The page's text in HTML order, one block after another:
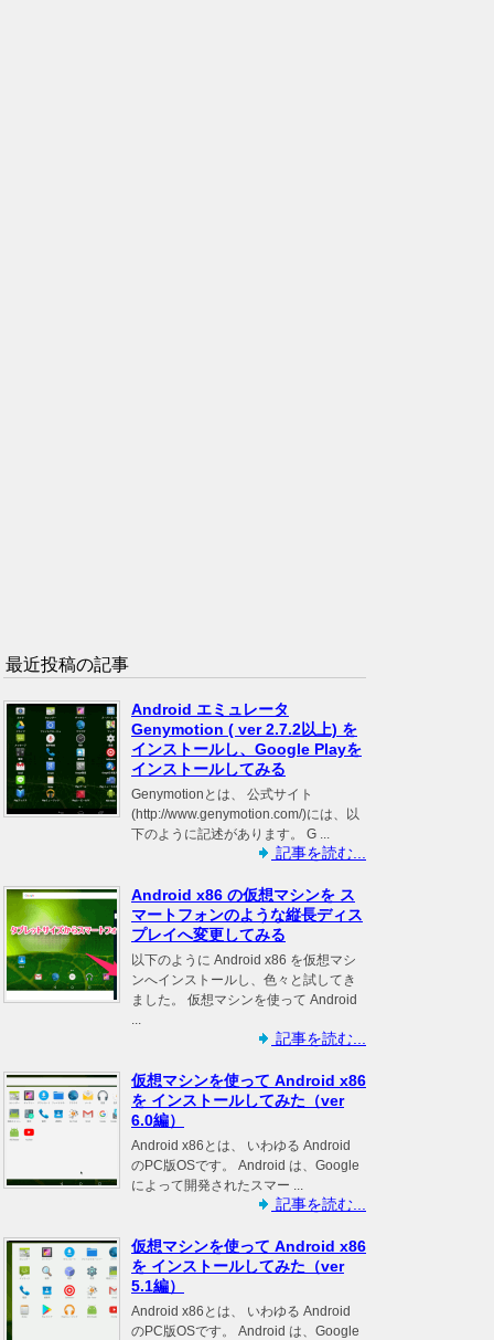
最近投稿の記事
Android エミュレータ
Genymotion ( ver 2.7.2以上) を
インストールし、Google Playを
インストールしてみる
Genymotionとは、 公式サイト
(http://www.genymotion.com/)には、以
下のように記述があります。 G ...
記事を読む...
Android x86 の仮想マシンを ス
マートフォンのような縦長ディス
プレイへ変更してみる
以下のように Android x86 を仮想マシ
ンへインストールし、色々と試してき
ました。 仮想マシンを使って Android
...
記事を読む...
仮想マシンを使って Android x86
を インストールしてみた（ver
6.0編）
Android x86とは、 いわゆる Android
のPC版OSです。 Android は、Google
によって開発されたスマー ...
記事を読む...
仮想マシンを使って Android x86
を インストールしてみた（ver
5.1編）
Android x86とは、 いわゆる Android
のPC版OSです。 Android は、Google